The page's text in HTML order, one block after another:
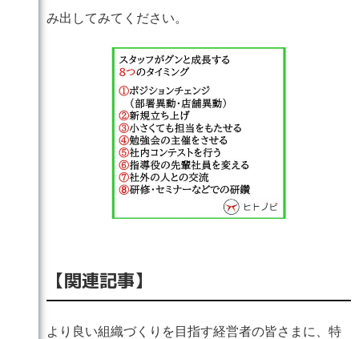
み出してみてください。
【関連記事】
より良い組織づくりを目指す経営者の皆さまに、特